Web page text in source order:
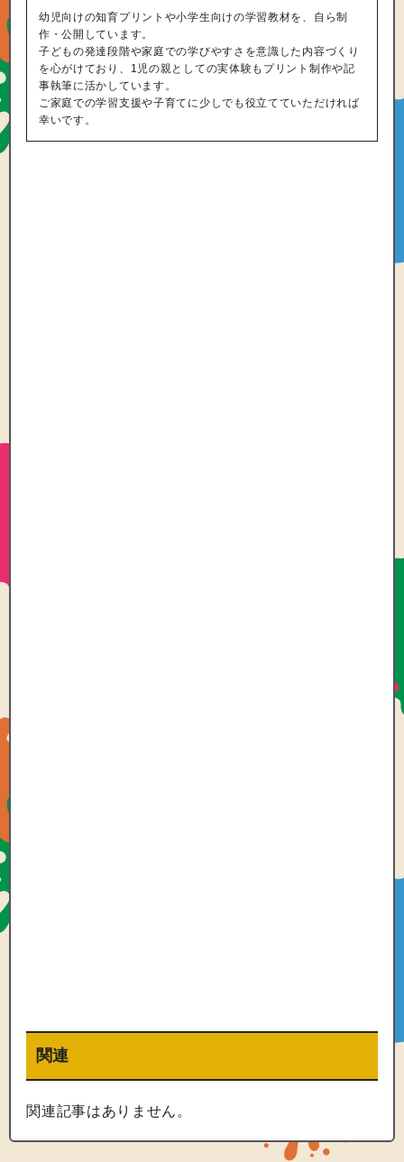
幼児向けの知育プリントや小学生向けの学習教材を、自ら制
作・公開しています。
子どもの発達段階や家庭での学びやすさを意識した内容づくり
を心がけており、1児の親としての実体験もプリント制作や記
事執筆に活かしています。
ご家庭での学習支援や子育てに少しでも役立てていただければ
幸いです。
関連
関連記事はありません。